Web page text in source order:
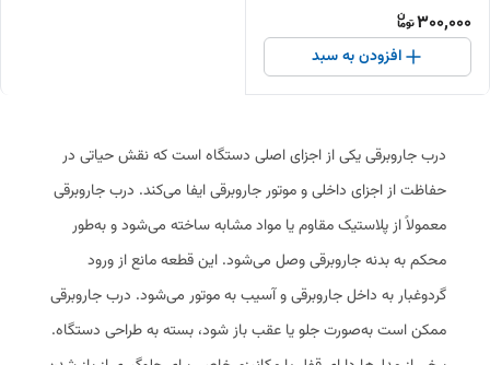
300,000
افزودن به سبد
درب جاروبرقی یکی از اجزای اصلی دستگاه است که نقش حیاتی در
حفاظت از اجزای داخلی و موتور جاروبرقی ایفا می‌کند. درب جاروبرقی
معمولاً از پلاستیک مقاوم یا مواد مشابه ساخته می‌شود و به‌طور
محکم به بدنه جاروبرقی وصل می‌شود. این قطعه مانع از ورود
گردوغبار به داخل جاروبرقی و آسیب به موتور می‌شود. درب جاروبرقی
ممکن است به‌صورت جلو یا عقب باز شود، بسته به طراحی دستگاه.